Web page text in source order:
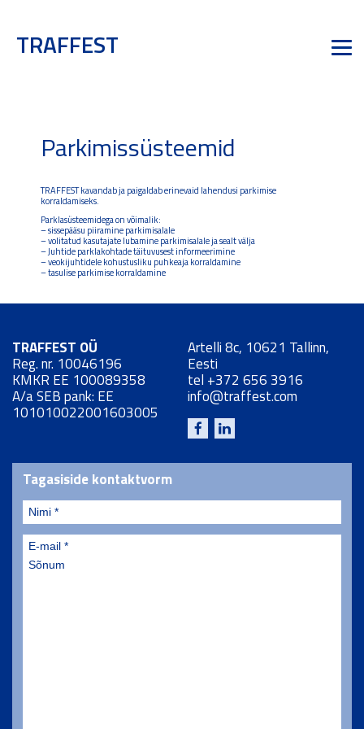
TRAFFEST
Parkimissüsteemid
TRAFFEST kavandab ja paigaldab erinevaid lahendusi parkimise
korraldamiseks.
Parklasüsteemidega on võimalik:
– sissepääsu piiramine parkimisalale
– volitatud kasutajate lubamine parkimisalale ja sealt välja
– Juhtide parklakohtade täituvusest informeerimine
– veokijuhtidele kohustusliku puhkeaja korraldamine
– tasulise parkimise korraldamine
TRAFFEST OÜ
Reg. nr. 10046196
KMKR EE 100089358
A/a SEB pank: EE
101010022001603005
Artelli 8c, 10621 Tallinn,
Eesti
tel +372 656 3916
info@traffest.com
Tagasiside kontaktvorm